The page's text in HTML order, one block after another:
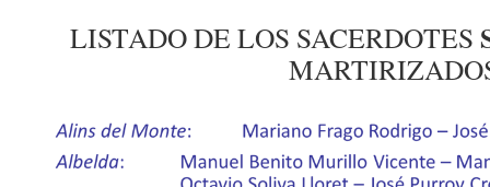
LISTADO DE LOS SACERDOTES